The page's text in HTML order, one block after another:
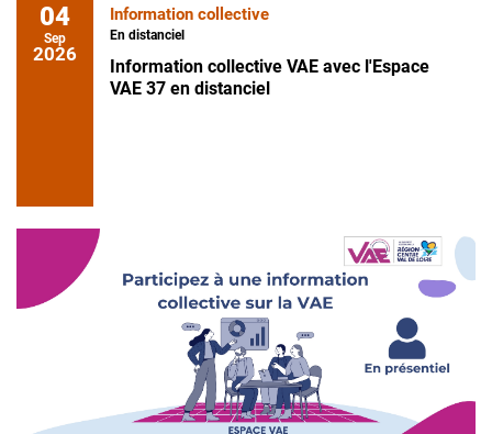
04
Sep
2026
Information collective
En distanciel
Information collective VAE avec l'Espace
VAE 37 en distanciel